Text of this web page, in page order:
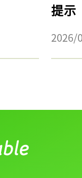
提示
2026/